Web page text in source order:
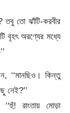
তবু তো ঝাঁটি-করবীর
বৃহৎ অরণ্যের মধ্যে
‘‘মানছিও। কিন্তু
নেই?’’
রাংতায় মোড়া